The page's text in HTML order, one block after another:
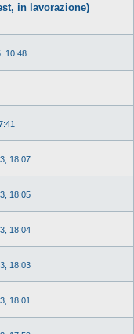
in lavorazione)
10:48
18:07
18:05
18:04
18:03
18:01